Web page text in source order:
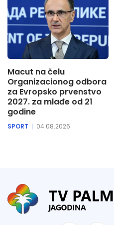
Macut na čelu
Organizacionog odbora
za Evropsko prvenstvo
2027. za mlađe od 21
godine
SPORT 04.08.2026